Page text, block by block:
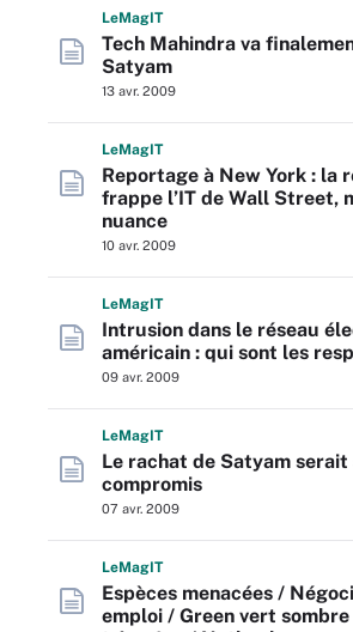
LeMagIT
Tech Mahindra va
Satyam
13 avr. 2009
LeMagIT
Reportage à New York : la
frappe l’IT de Wall Street,
nuance
10 avr. 2009
LeMagIT
Intrusion dans le réseau
américain : qui sont les
09 avr. 2009
LeMagIT
Le rachat de Satyam serait
compromis
07 avr. 2009
LeMagIT
Espèces menacées /
emploi / Green vert